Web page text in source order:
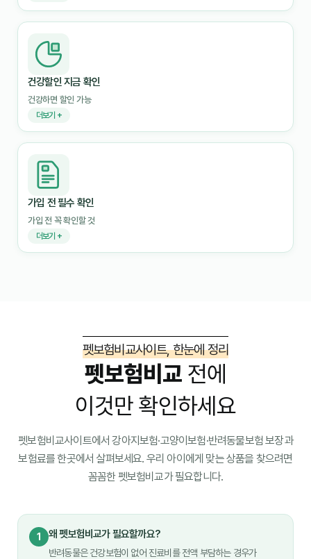
건강할인 지금 확인
건강하면 할인 가능
더보기 +
가입 전 필수 확인
가입 전 꼭 확인할 것
더보기 +
펫보험비교사이트, 한눈에 정리
펫보험비교 전에
이것만 확인하세요
펫보험비교사이트에서 강아지보험·고양이보험·반려동물보험 보장과
보험료를 한곳에서 살펴보세요. 우리 아이에게 맞는 상품을 찾으려면
꼼꼼한 펫보험비교가 필요합니다.
1 왜 펫보험비교가 필요할까요?
반려동물은 건강보험이 없어 진료비를 전액 부담하는 경우가